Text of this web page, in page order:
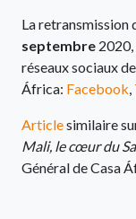
La retransmission
septembre 2020,
réseaux sociaux
África: Facebook,
Articlesimilaire
Mali, le cœur du
Général de Casa